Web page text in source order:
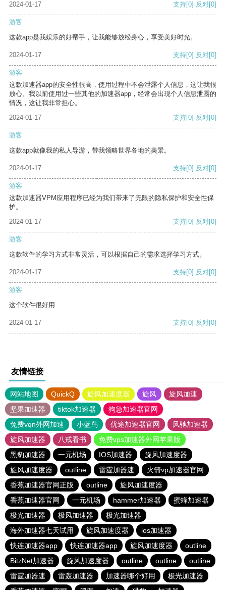
2024-01-17 支持[0] 反对[0]
游客
这款app是我娱乐的好帮手，让我能够放松身心，享受美好时光。
2024-01-17 支持[0] 反对[0]
游客
这款加速器app的安全性很高，使用过程中不会泄露个人信息，这让我很
放心。我以前使用过一些其他的加速器app，经常会出现个人信息泄露的
情况，这让我非常担心。
2024-01-17
支持[0] 反对[0]
游客
这款app就像我的私人导游，带我领略世界各地的美景。
2024-01-17 支持[0] 反对[0]
游客
这款加速器VPM应用程序已经为我们带来了无限的隐私保护和安全性保
护。
2024-01-17
支持[0] 反对[0]
游客
这款软件的学习方式非常灵活，可以根据自己的需求选择学习方式。
2024-01-17 支持[0] 反对[0]
游客
这个软件很好用
2024-01-17 支持[0] 反对[0]
友情链接
网站地图 QuickQ 旋风加速度器 旋风
旋风加速
坚果加速器
tiktok加速器
狗急加速器官网
免费vqn外网加速
小蓝鸟 优途加速器官网
风驰加速器
旋风加速器
八戒看书
免费vps加速器外网苹果版
黑豹加速器
一元机场 IOS加速器
旋风加速度器
旋风加速度器
outline 雷霆加器速
火箭vp加速器官网
香蕉加速器官网正版
outline
旋风加速度器
香蕉加速器官网
一元机场 hammer加速器
蜜蜂加速器
极光加速器
极风加速器
极光加速器
海外加速器七天试用
旋风加速度器
ios加速器
快连加速器app
快连加速器app 旋风加速度器
outline
BitzNet加速器
旋风加速度器 outline outline
outline
雷霆加器速
雷轰加速器 加速器哪个好用
极光加速器